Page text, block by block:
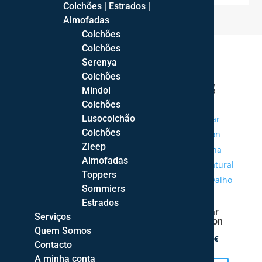
PRODUTOS RELACIONADOS
Bar Chiado
357,56
309,48 €
through
Ver opções
Mesa de Jantar
Extensível Brixton
€Price
Colchões | Estrados |
Almofadas
Colchões
Colchões
Serenya
Colchões
Mindol
Colchões
Lusocolchão
Colchões
Zleep
Almofadas
Toppers
Sommiers
Estrados
Serviços
Quem Somos
Contacto
A minha conta